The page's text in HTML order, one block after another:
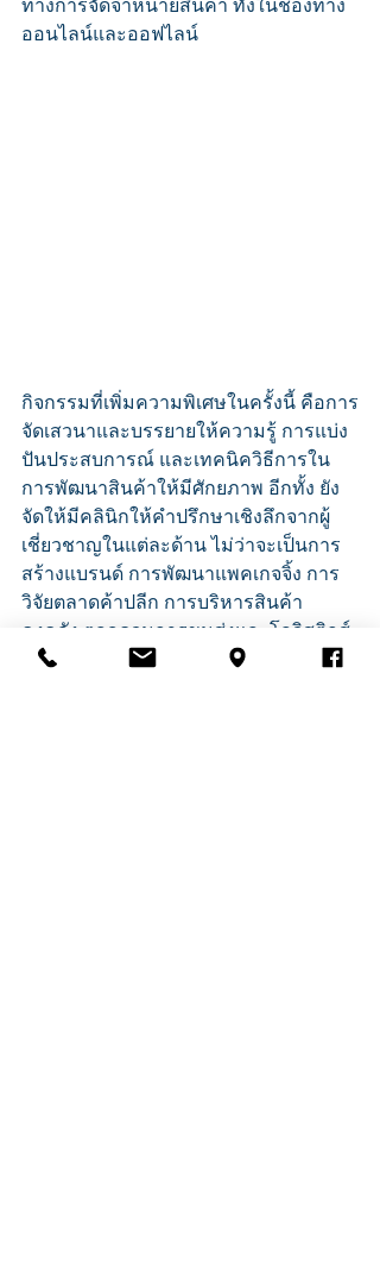
ออนไลน์และออฟไลน์
กิจกรรมที่เพิ่มความพิเศษในครั้งนี้ คือการ
จัดเสวนาและบรรยายให้ความรู้ การแบ่ง
ปันประสบการณ์ และเทคนิควิธีการใน
การพัฒนาสินค้าให้มีศักยภาพ อีกทั้ง ยัง
จัดให้มีคลินิกให้คำปรึกษาเชิงลึกจากผู้
เชี่ยวชาญในแต่ละด้าน ไม่ว่าจะเป็นการ
สร้างแบรนด์ การพัฒนาแพคเกจจิ้ง การ
วิจัยตลาดค้าปลีก การบริหารสินค้า
คงคลัง ตลอดจนการขนส่งและโลจิสติกส์
ซึ่งล้วนแล้วแต่เป็นส่วนสำคัญในการ